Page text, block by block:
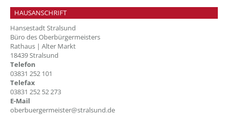
HAUSANSCHRIFT
Hansestadt Stralsund
Büro des Oberbürgermeisters
Rathaus | Alter Markt
18439 Stralsund
Telefon
03831 252 101
Telefax
03831 252 52 273
E-Mail
oberbuergermeister@stralsund.de